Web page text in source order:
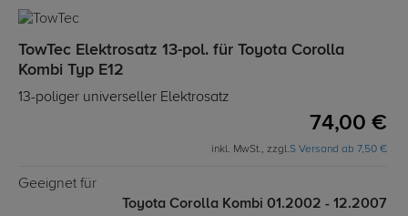
TowTec Elektrosatz 13-pol. für Toyota Corolla
Kombi Typ E12
13-poliger universeller Elektrosatz
74,00 €
inkl. MwSt., zzgl.S Versand ab 7,50 €
Geeignet für
Toyota Corolla Kombi 01.2002 - 12.2007